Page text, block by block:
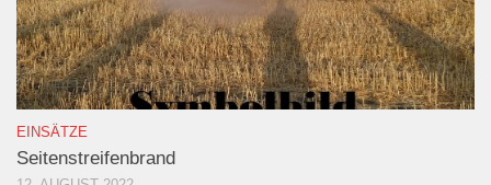
EINSÄTZE
Seitenstreifenbrand